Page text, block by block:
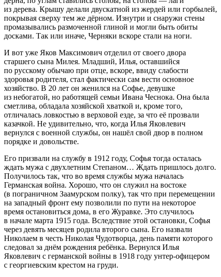
из дерева. Крышу делали двускатной из жердей или горбылей,
покрывая сверху тем же дёрном. Изнутри и снаружи стены
промазывались размоченной глиной и могли быть обиты
досками. Так или иначе, Черняки вскоре стали на ноги.
И вот уже Яков Максимович отделил от своего двора
старшего сына Милея. Младший, Илья, оставшийся
по русскому обычаю при отце, вскоре, ввиду слабости
здоровья родителя, стал фактически сам вести основное
хозяйство. В 20 лет он женился на Софье, девушке
из небогатой, но работящей семьи Ивана Чеснока. Она была
сметлива, обладала хозяйской хваткой и, кроме того,
отличалась ловкостью в верховой езде, за что её прозвали
казачкой. Не удивительно, что, когда Илья Яковлевич
вернулся с военной службы, он нашёл свой двор в полном
порядке и довольстве.
Его призвали на службу в 1912 году, Софья тогда осталась
ждать мужа с двухлетним Степаном… Ждать пришлось долго.
Получилось так, что во время службы мужа началась
Германская война. Хорошо, что он служил на востоке
(в пограничном Заамурском полку), так что при перемещении
на западный фронт ему позволили по пути на некоторое
время остановиться дома, в его Журавке. Это случилось
в начале марта 1915 года. Вследствие этой остановки, Софья
через девять месяцев родила второго сына. Его назвали
Николаем в честь Николая Чудотворца, день памяти которого
следовал за днём рождения ребёнка. Вернулся Илья
Яковлевич с германской войны в 1918 году унтер-офицером
с георгиевским крестом на груди.